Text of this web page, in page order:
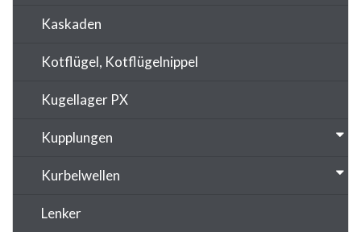
Kaskaden
Kotflügel, Kotflügelnippel
Kugellager PX
Kupplungen
Kurbelwellen
Lenker